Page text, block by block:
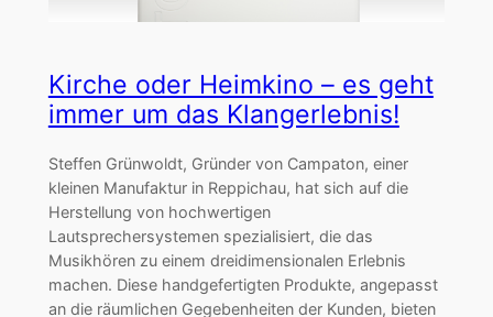
Kirche oder Heimkino – es geht
immer um das Klangerlebnis!
Steffen Grünwoldt, Gründer von Campaton, einer
kleinen Manufaktur in Reppichau, hat sich auf die
Herstellung von hochwertigen
Lautsprechersystemen spezialisiert, die das
Musikhören zu einem dreidimensionalen Erlebnis
machen. Diese handgefertigten Produkte, angepasst
an die räumlichen Gegebenheiten der Kunden, bieten